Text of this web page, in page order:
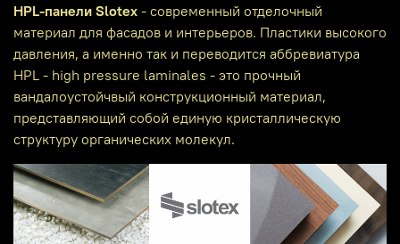
HPL-панели Slotex - современный отделочный
материал для фасадов и интерьеров. Пластики высокого
давления, а именно так и переводится аббревиатура
HPL - high pressure laminales - это прочный
вандалоустойчвый конструкционный материал,
представляющий собой единую кристаллическую
структуру органических молекул.